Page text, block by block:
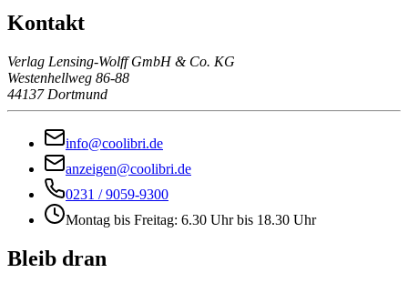
Kontakt
Verlag Lensing-Wolff GmbH & Co. KG
Westenhellweg 86-88
44137 Dortmund
info@coolibri.de
anzeigen@coolibri.de
0231 / 9059-9300
Montag bis Freitag: 6.30 Uhr bis 18.30 Uhr
Bleib dran